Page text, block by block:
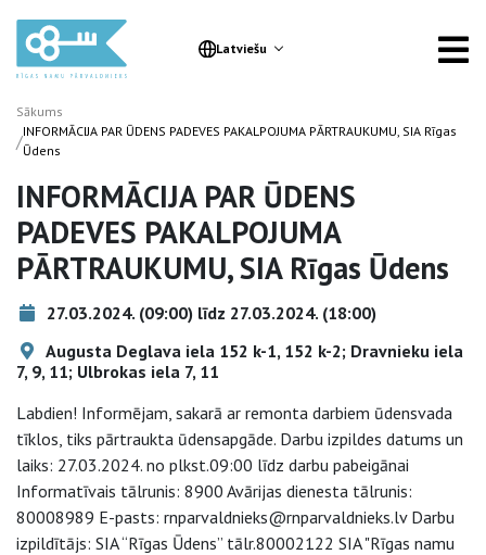
Latviešu
Sākums
/INFORMĀCIJA PAR ŪDENS PADEVES PAKALPOJUMA PĀRTRAUKUMU, SIA Rīgas
Ūdens
INFORMĀCIJA PAR ŪDENS
PADEVES PAKALPOJUMA
PĀRTRAUKUMU, SIA Rīgas Ūdens
27.03.2024. (09:00) līdz 27.03.2024. (18:00)
Augusta Deglava iela 152 k-1, 152 k-2; Dravnieku iela
7, 9, 11; Ulbrokas iela 7, 11
Labdien! Informējam, sakarā ar remonta darbiem ūdensvada
tīklos, tiks pārtraukta ūdensapgāde. Darbu izpildes datums un
laiks: 27.03.2024. no plkst.09:00 līdz darbu pabeigānai
Informatīvais tālrunis: 8900 Avārijas dienesta tālrunis:
80008989 E-pasts: rnparvaldnieks@rnparvaldnieks.lv Darbu
izpildītājs: SIA “Rīgas Ūdens” tālr.80002122 SIA "Rīgas namu